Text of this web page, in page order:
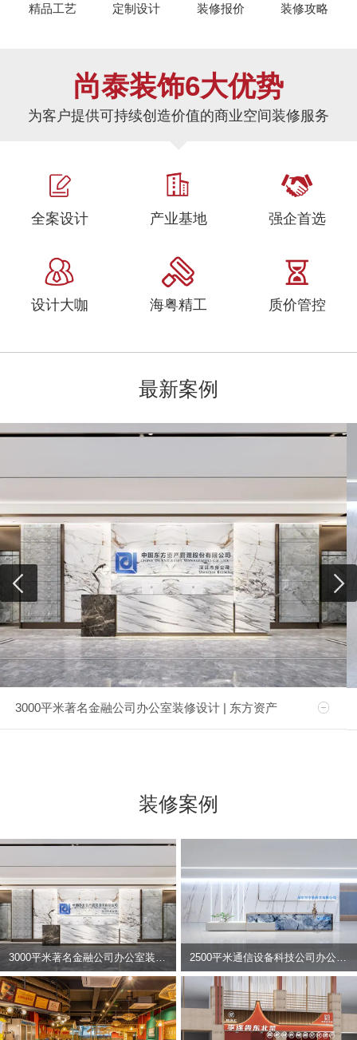
精品工艺 定制设计 装修报价 装修攻略
尚泰装饰6大优势
为客户提供可持续创造价值的商业空间装修服务
全案设计 产业基地 强企首选
设计大咖 海粤精工 质价管控
最新案例
3000平米著名金融公司办公室装修设计 | 东方资产
装修案例
2500平米通信设备科技公司办公室设计 | 宇泰科技